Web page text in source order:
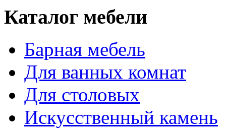
Каталог мебели
Барная мебель
Для ванных комнат
Для столовых
Искусственный камень